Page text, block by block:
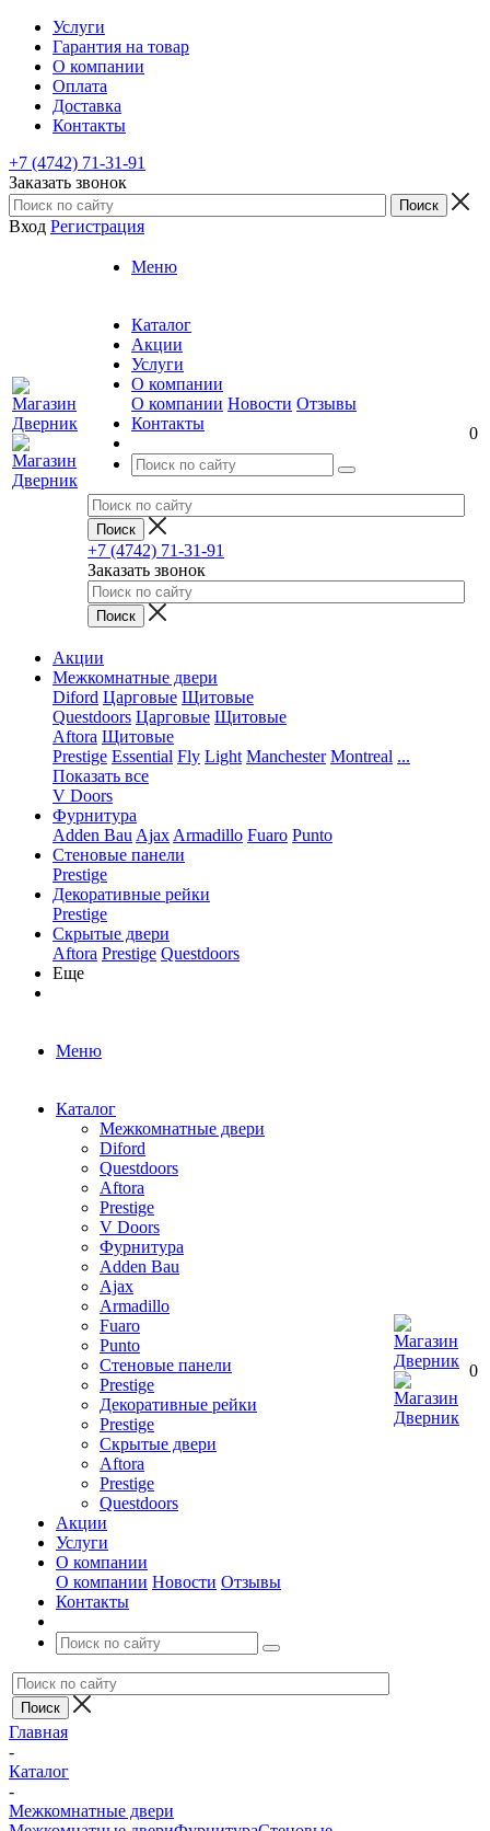
Услуги
Гарантия на товар
О компании
Оплата
Доставка
Контакты
+7 (4742) 71-31-91
Заказать звонок
Вход Регистрация
Меню
Каталог
Акции
Услуги
О компании
О компании Новости Отзывы
Контакты
+7 (4742) 71-31-91
Заказать звонок
0
Акции
Межкомнатные двери
Diford Царговые Щитовые
Questdoors Царговые Щитовые
Aftora Щитовые
Prestige Essential Fly Light Manchester Montreal ...
Показать все
V Doors
Фурнитура
Adden Bau Ajax Armadillo Fuaro Punto
Стеновые панели
Prestige
Декоративные рейки
Prestige
Скрытые двери
Aftora Prestige Questdoors
Еще
Меню
Каталог
Межкомнатные двери
Diford
Questdoors
Aftora
Prestige
V Doors
Фурнитура
Adden Bau
Ajax
Armadillo
Fuaro
Punto
Стеновые панели
Prestige
Декоративные рейки
Prestige
Скрытые двери
Aftora
Prestige
Questdoors
Акции
Услуги
О компании
О компании Новости Отзывы
Контакты
0
Главная
-
Каталог
-
Межкомнатные двери